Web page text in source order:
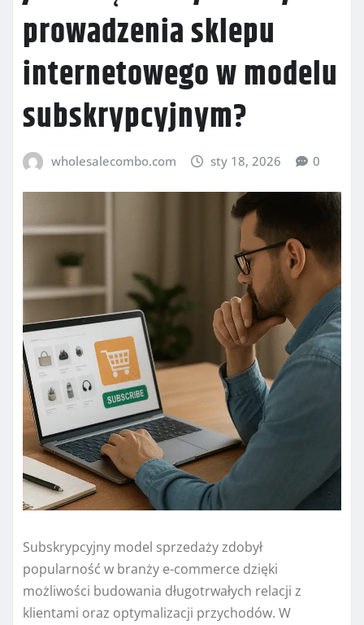
prowadzenia sklepu
internetowego w modelu
subskrypcyjnym?
wholesalecombo.com sty 18, 2026 0
Subskrypcyjny model sprzedaży zdobył
popularność w branży e-commerce dzięki
możliwości budowania długotrwałych relacji z
klientami oraz optymalizacji przychodów. W